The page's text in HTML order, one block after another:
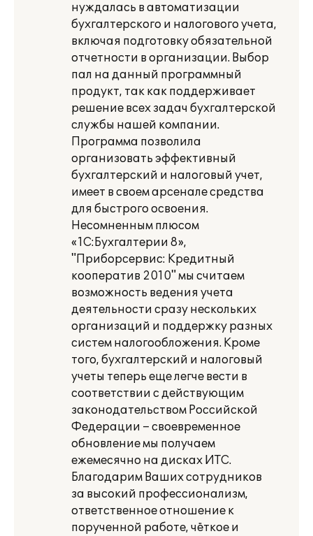
нуждалась в автоматизации
бухгалтерского и налогового учета,
включая подготовку обязательной
отчетности в организации. Выбор
пал на данный программный
продукт, так как поддерживает
решение всех задач бухгалтерской
службы нашей компании.
Программа позволила
организовать эффективный
бухгалтерский и налоговый учет,
имеет в своем арсенале средства
для быстрого освоения.
Несомненным плюсом
«1С:Бухгалтерии 8»,
"Приборсервис: Кредитный
кооператив 2010" мы считаем
возможность ведения учета
деятельности сразу нескольких
организаций и поддержку разных
систем налогообложения. Кроме
того, бухгалтерский и налоговый
учеты теперь еще легче вести в
соответствии с действующим
законодательством Российской
Федерации – своевременное
обновление мы получаем
ежемесячно на дисках ИТС.
Благодарим Ваших сотрудников
за высокий профессионализм,
ответственное отношение к
порученной работе, чёткое и